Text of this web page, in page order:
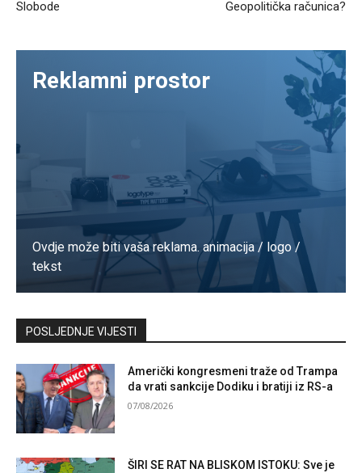
Slobode Geopolitička računica?
Reklamni prostor
Ovdje može biti vaša reklama. animacija / logo /
tekst
Kontaktirajte nas
POSLJEDNJE VIJESTI
Američki kongresmeni traže od Trampa
da vrati sankcije Dodiku i bratiji iz RS-a
07/08/2026
ŠIRI SE RAT NA BLISKOM ISTOKU: Sve je